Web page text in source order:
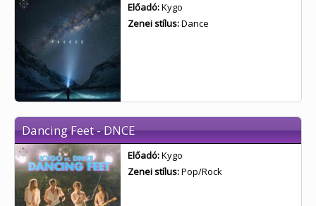
Előadó:Kygo
Zenei stílus:Dance
Dancing Feet - DNCE
Előadó:Kygo
Zenei stílus:Pop/Rock